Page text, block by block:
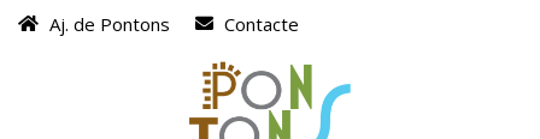
Aj. de Pontons Contacte